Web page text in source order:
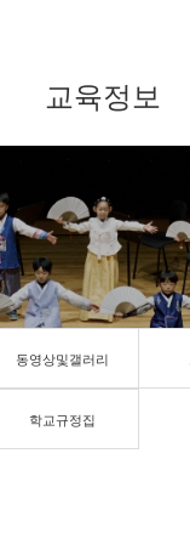
교육정보
동영상및갤러리
학교규정집